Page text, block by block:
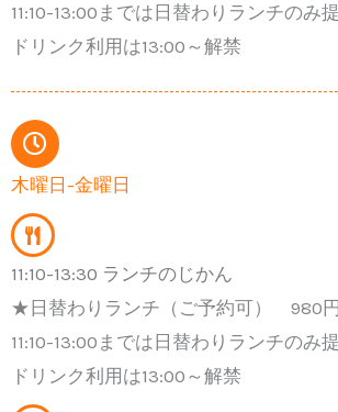
11:10-13:00までは日替わりランチのみ
ドリンク利用は13:00～解禁
木曜日-金曜日
11:10-13:30 ランチのじかん
★日替わりランチ（ご予約可） 980円
11:10-13:00までは日替わりランチのみ
ドリンク利用は13:00～解禁